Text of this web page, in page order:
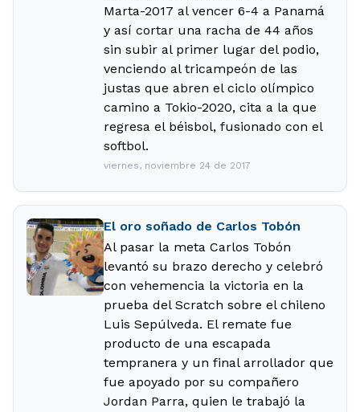
Marta-2017 al vencer 6-4 a Panamá
y así cortar una racha de 44 años
sin subir al primer lugar del podio,
venciendo al tricampeón de las
justas que abren el ciclo olímpico
camino a Tokio-2020, cita a la que
regresa el béisbol, fusionado con el
softbol.
viernes, noviembre 24 de 2017
El oro soñado de Carlos Tobón
Al pasar la meta Carlos Tobón
levantó su brazo derecho y celebró
con vehemencia la victoria en la
prueba del Scratch sobre el chileno
Luis Sepúlveda. El remate fue
producto de una escapada
tempranera y un final arrollador que
fue apoyado por su compañero
Jordan Parra, quien le trabajó la